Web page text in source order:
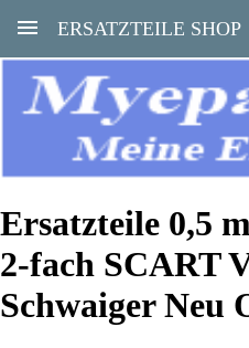
ERSATZTEILE SHOP
Ersatzteile 0,5
2-fach SCART
Schwaiger Neu